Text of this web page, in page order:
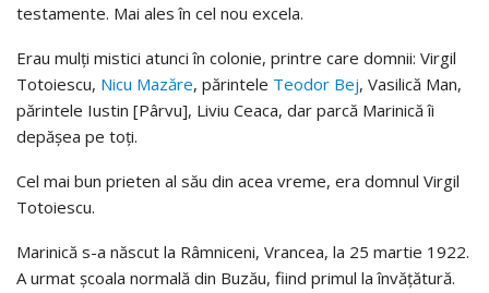
testamente. Mai ales în cel nou excela.
Erau mulți mistici atunci în colonie, printre care domnii: Virgil
Totoiescu, Nicu Mazăre, părintele Teodor Bej, Vasilică Man,
părintele Iustin [Pârvu], Liviu Ceaca, dar parcă Marinică îi
depășea pe toți.
Cel mai bun prieten al său din acea vreme, era domnul Virgil
Totoiescu.
Marinică s-a născut la Râmniceni, Vrancea, la 25 martie 1922.
A urmat școala normală din Buzău, fiind primul la învățătură.